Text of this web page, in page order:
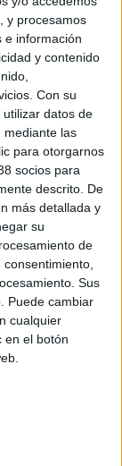
y procesamos
e información
y contenido
Con su
datos de
mediante las
para otorgarnos
socios para
descrito. De
más detallada y
su
de
Sus
Puede cambiar
cualquier
en el botón
habitual
, “Quan
de la
el francès.
QR que
Les
un grup
ha agraït la
Núria Duran
a